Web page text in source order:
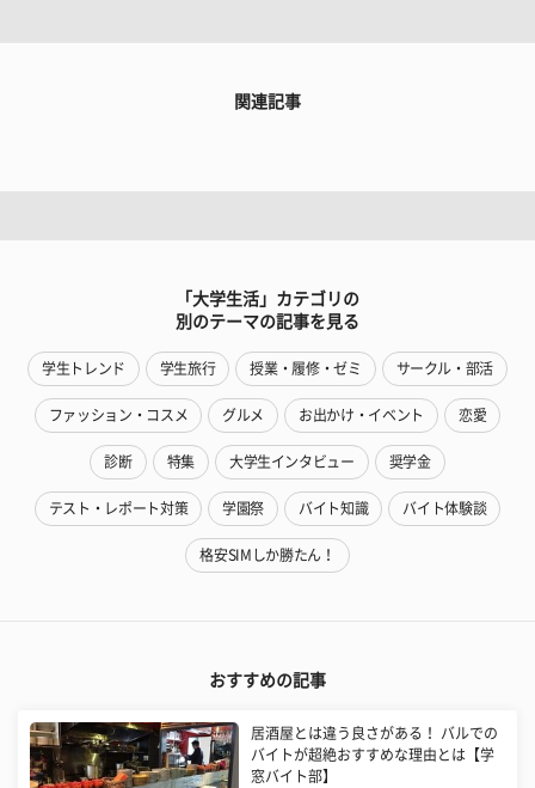
関連記事
「大学生活」カテゴリの
別のテーマの記事を見る
学生トレンド 学生旅行 授業・履修・ゼミ サークル・部活
ファッション・コスメ グルメ お出かけ・イベント 恋愛
診断 特集 大学生インタビュー 奨学金
テスト・レポート対策 学園祭 バイト知識 バイト体験談
格安SIMしか勝たん！
おすすめの記事
居酒屋とは違う良さがある！ バルでの
バイトが超絶おすすめな理由とは【学
窓バイト部】